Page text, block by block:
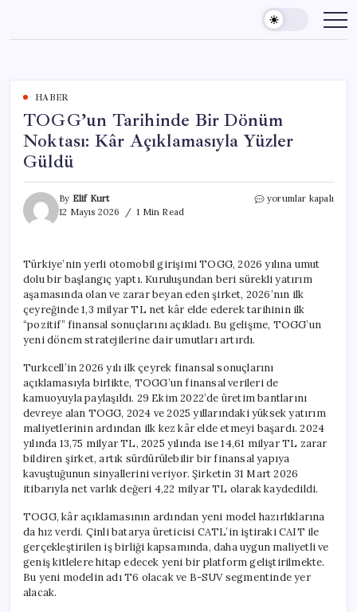
content
HABER
TOGG’un Tarihinde Bir Dönüm
Noktası: Kâr Açıklamasıyla Yüzler
Güldü
By Elif Kurt
12 Mayıs 2026
1 Min Read
TOGG’un
Kâr
Açıklamasıyla
Yüzler
Güldü
için
yorumlar kapalı
Türkiye’nin yerli otomobil girişimi TOGG, 2026 yılına umut
dolu bir başlangıç yaptı. Kuruluşundan beri sürekli yatırım
aşamasında olan ve zarar beyan eden şirket, 2026’nın ilk
çeyreğinde 1,3 milyar TL net kâr elde ederek tarihinin ilk
“pozitif” finansal sonuçlarını açıkladı. Bu gelişme, TOGG’un
yeni dönem stratejilerine dair umutları artırdı.
Turkcell’in 2026 yılı ilk çeyrek finansal sonuçlarını
açıklamasıyla birlikte, TOGG’un finansal verileri de
kamuoyuyla paylaşıldı. 29 Ekim 2022’de üretim bantlarını
devreye alan TOGG, 2024 ve 2025 yıllarındaki yüksek yatırım
maliyetlerinin ardından ilk kez kâr elde etmeyi başardı. 2024
yılında 13,75 milyar TL, 2025 yılında ise 14,61 milyar TL zarar
bildiren şirket, artık sürdürülebilir bir finansal yapıya
kavuştuğunun sinyallerini veriyor. Şirketin 31 Mart 2026
itibarıyla net varlık değeri 4,22 milyar TL olarak kaydedildi.
TOGG, kâr açıklamasının ardından yeni model hazırlıklarına
da hız verdi. Çinli batarya üreticisi CATL’in iştiraki CAIT ile
gerçekleştirilen iş birliği kapsamında, daha uygun maliyetli ve
geniş kitlelere hitap edecek yeni bir platform geliştirilmekte.
Bu yeni modelin adı T6 olacak ve B-SUV segmentinde yer
alacak.